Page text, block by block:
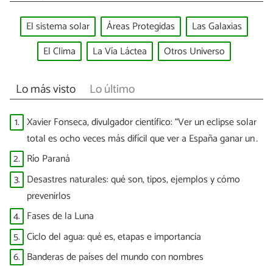
El sistema solar Áreas Protegidas
Las Galaxias
El Clima
La Vía Láctea Otros Universo
Lo más visto Lo último
1. Xavier Fonseca, divulgador científico: “Ver un eclipse solar
total es ocho veces más difícil que ver a España ganar un
Mundial”
2. Río Paraná
3. Desastres naturales: qué son, tipos, ejemplos y cómo
prevenirlos
4. Fases de la Luna
5. Ciclo del agua: qué es, etapas e importancia
6. Banderas de países del mundo con nombres